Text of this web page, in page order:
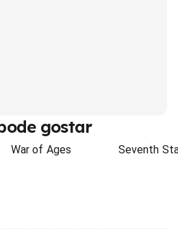
gostar
War of Ages Seventh